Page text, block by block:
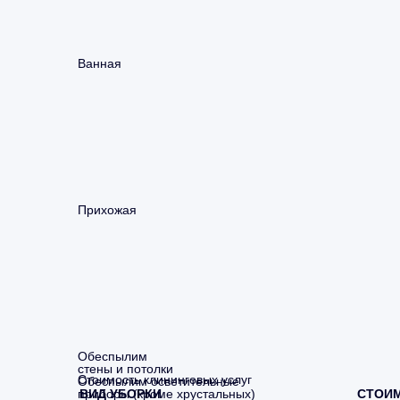
Ванная
Прихожая
Обеспылим
стены и потолки
Обеспылим осветительные
приборы (кроме хрустальных)
Стоимость клининговых услуг
ВИД УБОРКИ